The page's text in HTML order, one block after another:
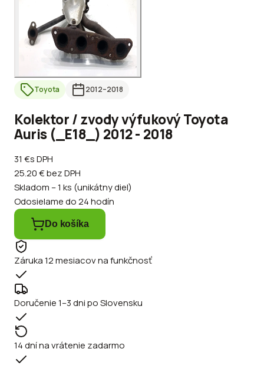
Toyota 2012–2018
Kolektor / zvody výfukový Toyota
Auris (_E18_) 2012 - 2018
31 €s DPH
25.20 €bez DPH
Skladom – 1 ks (unikátny diel)
Odosielame do 24 hodín
Do košíka
Záruka 12 mesiacov na funkčnosť
Doručenie 1–3 dni po Slovensku
14 dní na vrátenie zadarmo